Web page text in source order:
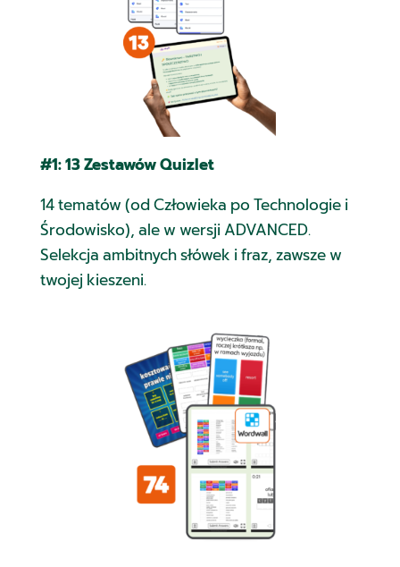
#1:13 Zestawów Quizlet
14 tematów (od Człowieka po Technologie i
Środowisko), ale w wersji ADVANCED.
Selekcja ambitnych słówek i fraz, zawsze w
twojej kieszeni.